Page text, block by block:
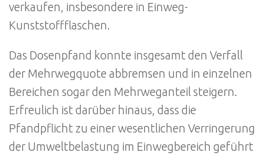
verkaufen, insbesondere in Einweg-
Kunststoffflaschen.
Das Dosenpfand konnte insgesamt den Verfall
der Mehrwegquote abbremsen und in einzelnen
Bereichen sogar den Mehrweganteil steigern.
Erfreulich ist darüber hinaus, dass die
Pfandpflicht zu einer wesentlichen Verringerung
der Umweltbelastung im Einwegbereich geführt